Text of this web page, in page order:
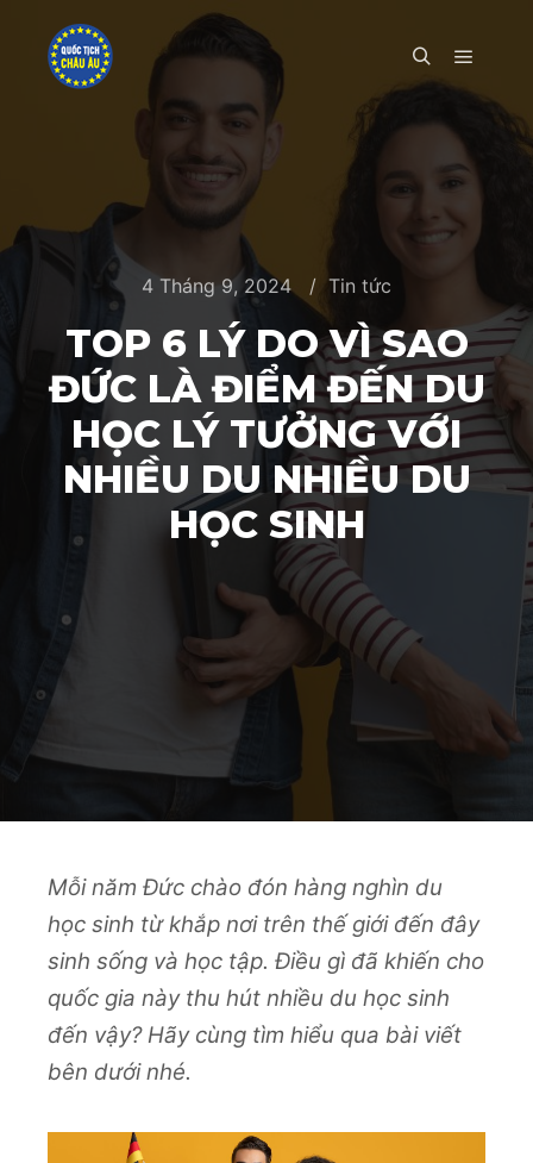
SearchMain
4 Tháng 9, 2024 Tin tức
TOP 6 LÝ DO VÌ SAO
ĐỨC LÀ ĐIỂM ĐẾN DU
HỌC LÝ TƯỞNG VỚI
NHIỀU DU NHIỀU DU
HỌC SINH
Mỗi năm Đức chào đón hàng nghìn du
học sinh từ khắp nơi trên thế giới đến đây
sinh sống và học tập. Điều gì đã khiến cho
quốc gia này thu hút nhiều du học sinh
đến vậy? Hãy cùng tìm hiểu qua bài viết
bên dưới nhé.